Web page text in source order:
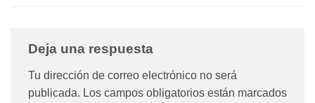
Deja una respuesta
Tu dirección de correo electrónico no será
publicada. Los campos obligatorios están marcados